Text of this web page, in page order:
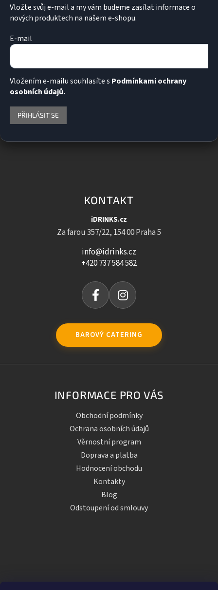
Vložte svůj e-mail a my vám budeme zasílat informace o
nových produktech na našem e-shopu.
E-mail
Vložením e-mailu souhlasíte s Podmínkami ochrany
osobních údajů.
PŘIHLÁSIT SE
KONTAKT
iDRINKS.cz
Za farou 357/22, 154 00 Praha 5
info@idrinks.cz
+420 737 584 582
BAROVÝ CATERING
INFORMACE PRO VÁS
Obchodní podmínky
Ochrana osobních údajů
Věrnostní program
Doprava a platba
Hodnocení obchodu
Kontakty
Blog
Odstoupení od smlouvy